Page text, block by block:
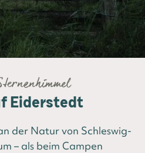
Eiderstedt
der Natur von Schleswig-
– als beim Campen